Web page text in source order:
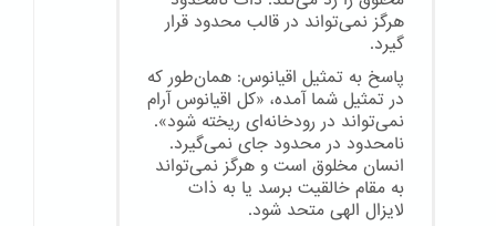
هرگز نمی‌تواند در قالب محدود قرار
گیرد.
پاسخ به تمثیل اقیانوس: همان‌طور که
در تمثیل شما آمده، «کل اقیانوس آرام
نمی‌تواند در رودخانه‌ای ریخته شود».
نامحدود در محدود جای نمی‌گیرد.
انسان مخلوق است و هرگز نمی‌تواند
به مقام خالقیت برسد یا به ذات
لایزال الهی متحد شود.